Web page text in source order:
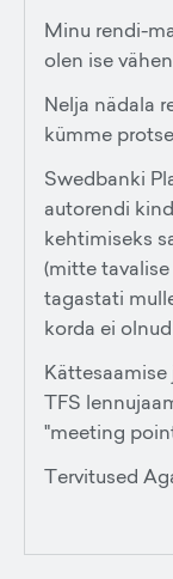
Minu rendi-
olen ise
Nelja nädala
kümme
Swedbanki
autorendi
kehtimiseks
(mitte
tagastati
korda ei
TFS
"meeting
Tervitused